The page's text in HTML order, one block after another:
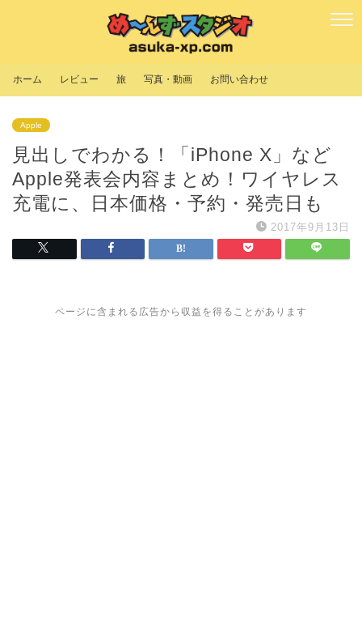
ホーム レビュー 旅 写真・動画 お問い合わせ
Apple
見出しでわかる！「iPhone X」など
Apple発表会内容まとめ！ワイヤレス
充電に、日本価格・予約・発売日も
2017年9月13日
ページに含まれる広告から収益を得ることがあります